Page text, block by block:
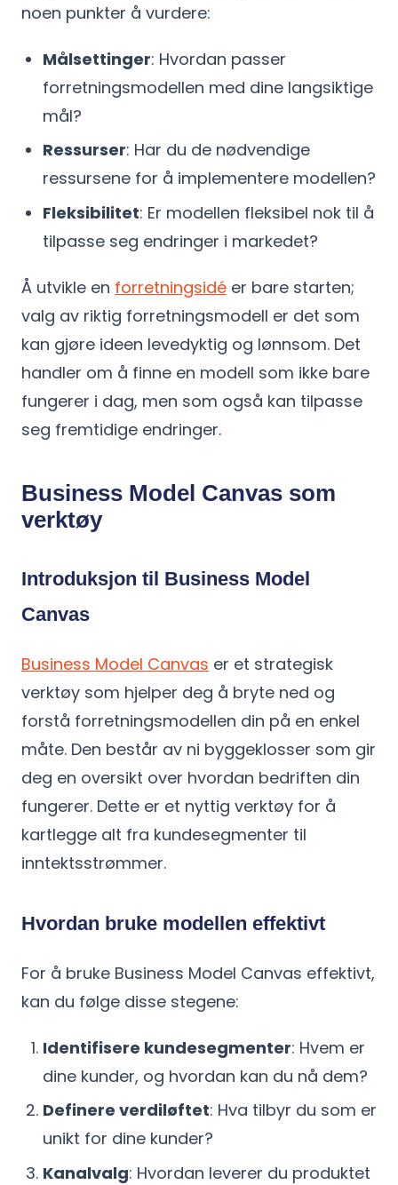
noen punkter å vurdere:
Målsettinger: Hvordan passer
forretningsmodellen med dine langsiktige
mål?
Ressurser: Har du de nødvendige
ressursene for å implementere modellen?
Fleksibilitet: Er modellen fleksibel nok til å
tilpasse seg endringer i markedet?
Å utvikle en forretningsidé er bare starten;
valg av riktig forretningsmodell er det som
kan gjøre ideen levedyktig og lønnsom. Det
handler om å finne en modell som ikke bare
fungerer i dag, men som også kan tilpasse
seg fremtidige endringer.
Business Model Canvas som
verktøy
Introduksjon til Business Model
Canvas
Business Model Canvas er et strategisk
verktøy som hjelper deg å bryte ned og
forstå forretningsmodellen din på en enkel
måte. Den består av ni byggeklosser som gir
deg en oversikt over hvordan bedriften din
fungerer. Dette er et nyttig verktøy for å
kartlegge alt fra kundesegmenter til
inntektsstrømmer.
Hvordan bruke modellen effektivt
For å bruke Business Model Canvas effektivt,
kan du følge disse stegene:
Identifisere kundesegmenter: Hvem er
dine kunder, og hvordan kan du nå dem?
Definere verdiløftet: Hva tilbyr du som er
unikt for dine kunder?
Kanalvalg: Hvordan leverer du produktet